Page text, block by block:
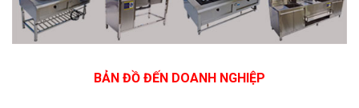
BẢN ĐỒ ĐẾN DOANH NGHIỆP